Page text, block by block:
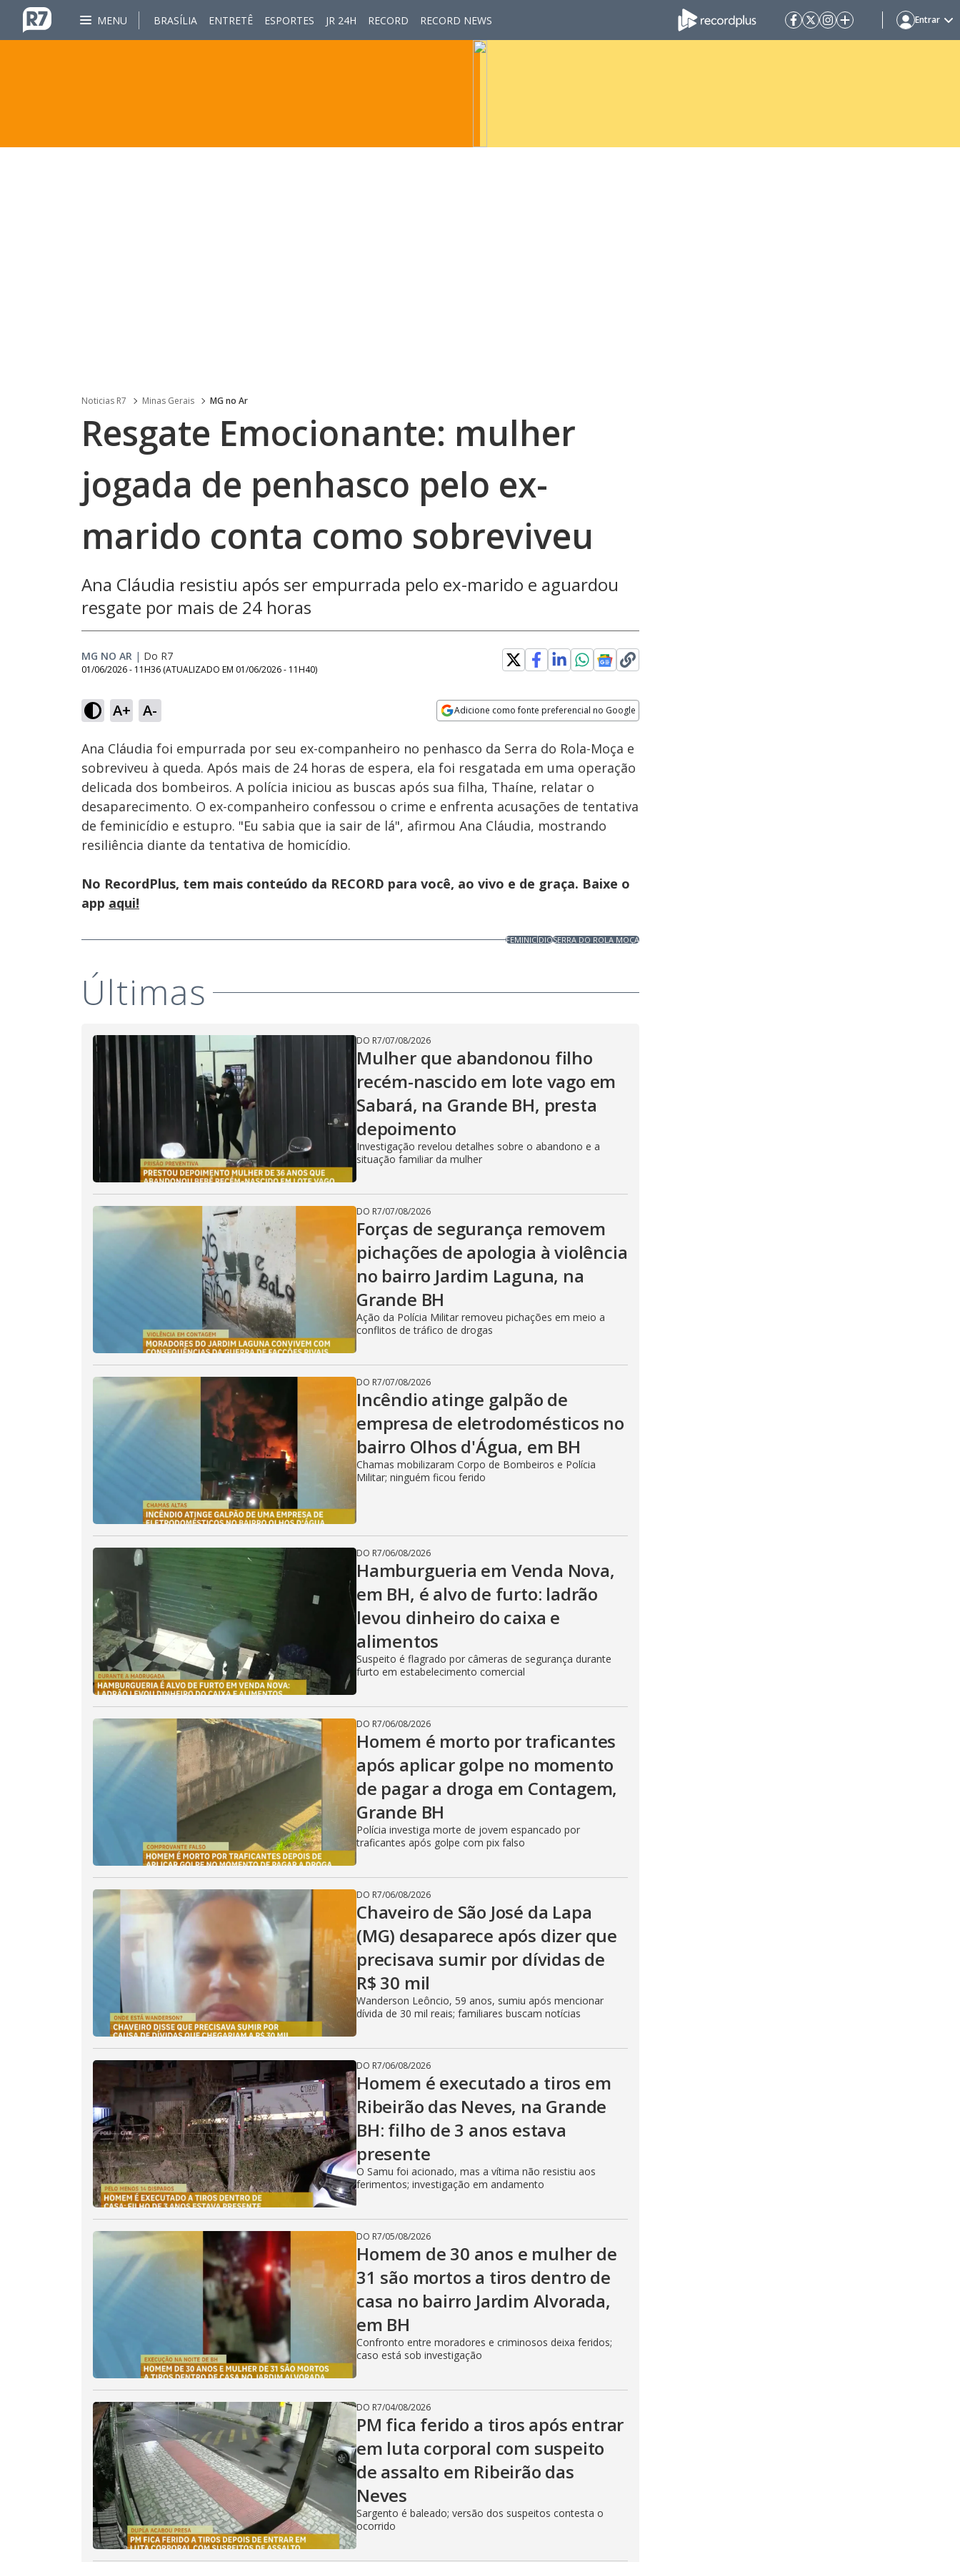
MENU BRASÍLIA ENTRETÊ ESPORTES JR 24H RECORD RECORD NEWS Entrar
Noticias R7 Minas Gerais MG no Ar
Resgate Emocionante: mulher
jogada de penhasco pelo ex-
marido conta como sobreviveu
Ana Cláudia resistiu após ser empurrada pelo ex-marido e aguardou
resgate por mais de 24 horas
MG NO AR | Do R7
01/06/2026 - 11H36 (ATUALIZADO EM 01/06/2026 - 11H40)
A+ A- Adicione como fonte preferencial no Google
Ativar
Som
13.32%
Velocidade
Ana Cláudia foi empurrada por seu ex-companheiro no penhasco da Serra do Rola-Moça e
sobreviveu à queda. Após mais de 24 horas de espera, ela foi resgatada em uma operação
delicada dos bombeiros. A polícia iniciou as buscas após sua filha, Thaíne, relatar o
desaparecimento. O ex-companheiro confessou o crime e enfrenta acusações de tentativa
de feminicídio e estupro. "Eu sabia que ia sair de lá", afirmou Ana Cláudia, mostrando
resiliência diante da tentativa de homicídio.
No RecordPlus, tem mais conteúdo da RECORD para você, ao vivo e de graça. Baixe o
app aqui!
FEMINICÍDIOSERRA DO ROLA MOÇA
Últimas
DO R7/07/08/2026
Mulher que abandonou filho
recém-nascido em lote vago em
Sabará, na Grande BH, presta
depoimento
Investigação revelou detalhes sobre o abandono e a
situação familiar da mulher
DO R7/07/08/2026
Forças de segurança removem
pichações de apologia à violência
no bairro Jardim Laguna, na
Grande BH
Ação da Polícia Militar removeu pichações em meio a
conflitos de tráfico de drogas
DO R7/07/08/2026
Incêndio atinge galpão de
empresa de eletrodomésticos no
bairro Olhos d'Água, em BH
Chamas mobilizaram Corpo de Bombeiros e Polícia
Militar; ninguém ficou ferido
DO R7/06/08/2026
Hamburgueria em Venda Nova,
em BH, é alvo de furto: ladrão
levou dinheiro do caixa e
alimentos
Suspeito é flagrado por câmeras de segurança durante
furto em estabelecimento comercial
DO R7/06/08/2026
Homem é morto por traficantes
após aplicar golpe no momento
de pagar a droga em Contagem,
Grande BH
Polícia investiga morte de jovem espancado por
traficantes após golpe com pix falso
DO R7/06/08/2026
Chaveiro de São José da Lapa
(MG) desaparece após dizer que
precisava sumir por dívidas de
R$ 30 mil
Wanderson Leôncio, 59 anos, sumiu após mencionar
dívida de 30 mil reais; familiares buscam notícias
DO R7/06/08/2026
Homem é executado a tiros em
Ribeirão das Neves, na Grande
BH: filho de 3 anos estava
presente
O Samu foi acionado, mas a vítima não resistiu aos
ferimentos; investigação em andamento
DO R7/05/08/2026
Homem de 30 anos e mulher de
31 são mortos a tiros dentro de
casa no bairro Jardim Alvorada,
em BH
Confronto entre moradores e criminosos deixa feridos;
caso está sob investigação
DO R7/04/08/2026
PM fica ferido a tiros após entrar
em luta corporal com suspeito
de assalto em Ribeirão das
Neves
Sargento é baleado; versão dos suspeitos contesta o
ocorrido